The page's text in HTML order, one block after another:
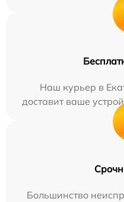
Наш курьер в
доставит ваше
Большинство